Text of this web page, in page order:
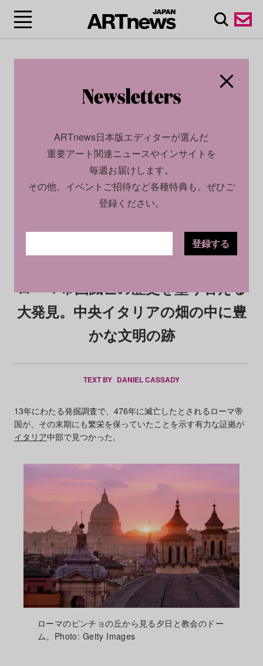
2023.12.22
ローマ帝国滅亡の歴史を塗り替える
大発見。中央イタリアの畑の中に豊
かな文明の跡
TEXT BY DANIEL CASSADY
13年にわたる発掘調査で、476年に滅亡したとされるローマ帝
国が、その末期にも繁栄を保っていたことを示す有力な証拠が
イタリア中部で見つかった。
ローマのピンチョの丘から見る夕日と教会のドー
ム。Photo: Getty Images
ARTnews日本版エディターが選んだ
重要アート関連ニュースやインサイトを
毎週お届けします。
その他、イベントご招待など各種特典も。ぜひご
登録ください。
登録する